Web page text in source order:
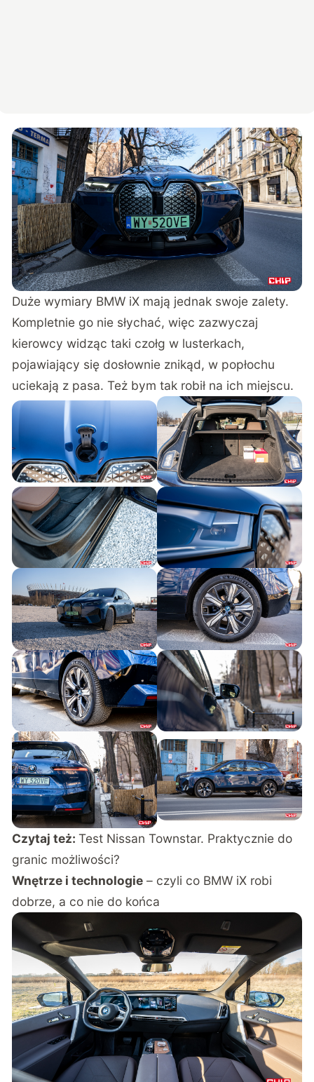
Duże wymiary BMW iX mają jednak swoje zalety.
Kompletnie go nie słychać, więc zazwyczaj
kierowcy widząc taki czołg w lusterkach,
pojawiający się dosłownie znikąd, w popłochu
uciekają z pasa. Też bym tak robił na ich miejscu.
Czytaj też:Test Nissan Townstar. Praktycznie do
granic możliwości?
Wnętrze i technologie – czyli co BMW iX robi
dobrze, a co nie do końca